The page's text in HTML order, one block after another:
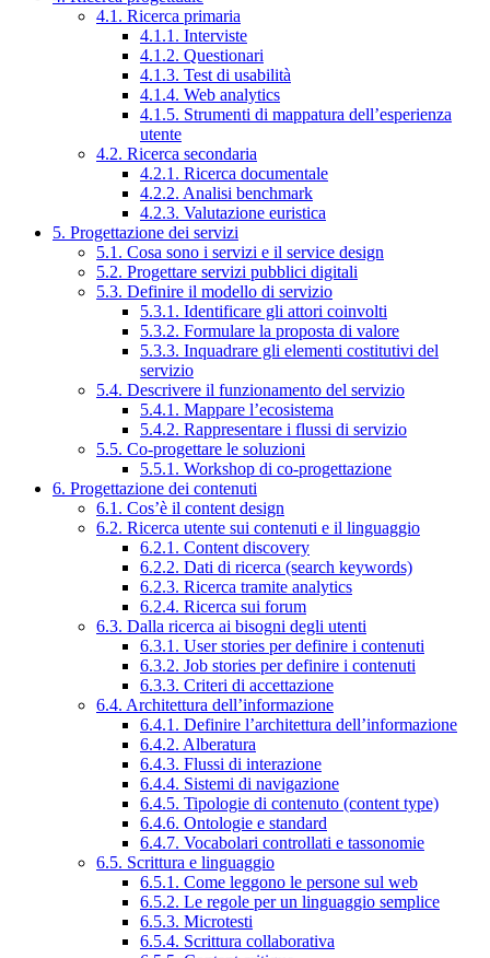
4.1. Ricerca primaria
4.1.1. Interviste
4.1.2. Questionari
4.1.3. Test di usabilità
4.1.4. Web analytics
4.1.5. Strumenti di mappatura dell’esperienza
utente
4.2. Ricerca secondaria
4.2.1. Ricerca documentale
4.2.2. Analisi benchmark
4.2.3. Valutazione euristica
5. Progettazione dei servizi
5.1. Cosa sono i servizi e il service design
5.2. Progettare servizi pubblici digitali
5.3. Definire il modello di servizio
5.3.1. Identificare gli attori coinvolti
5.3.2. Formulare la proposta di valore
5.3.3. Inquadrare gli elementi costitutivi del
servizio
5.4. Descrivere il funzionamento del servizio
5.4.1. Mappare l’ecosistema
5.4.2. Rappresentare i flussi di servizio
5.5. Co-progettare le soluzioni
5.5.1. Workshop di co-progettazione
6. Progettazione dei contenuti
6.1. Cos’è il content design
6.2. Ricerca utente sui contenuti e il linguaggio
6.2.1. Content discovery
6.2.2. Dati di ricerca (search keywords)
6.2.3. Ricerca tramite analytics
6.2.4. Ricerca sui forum
6.3. Dalla ricerca ai bisogni degli utenti
6.3.1. User stories per definire i contenuti
6.3.2. Job stories per definire i contenuti
6.3.3. Criteri di accettazione
6.4. Architettura dell’informazione
6.4.1. Definire l’architettura dell’informazione
6.4.2. Alberatura
6.4.3. Flussi di interazione
6.4.4. Sistemi di navigazione
6.4.5. Tipologie di contenuto (content type)
6.4.6. Ontologie e standard
6.4.7. Vocabolari controllati e tassonomie
6.5. Scrittura e linguaggio
6.5.1. Come leggono le persone sul web
6.5.2. Le regole per un linguaggio semplice
6.5.3. Microtesti
6.5.4. Scrittura collaborativa